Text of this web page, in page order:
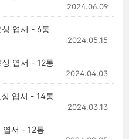
2024.06.09
엽서 - 6통
2024.05.15
엽서 - 12통
2024.04.03
엽서 - 14통
2024.03.13
엽서 - 12통